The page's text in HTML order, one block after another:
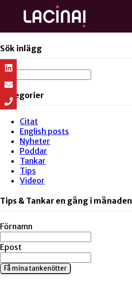
Sök inlägg
Kategorier
Citat
English posts
Nyheter
Poddar
Tankar
Tips
Videor
Tips & Tankar en gång i månaden
Förnamn
Epost
Få mina tankenötter